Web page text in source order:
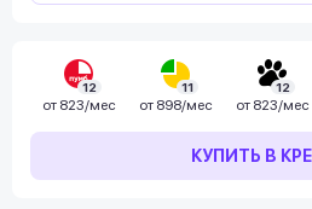
12
от 823/мес
11
от 898/мес
12
от 823/мес
КУПИТЬ В